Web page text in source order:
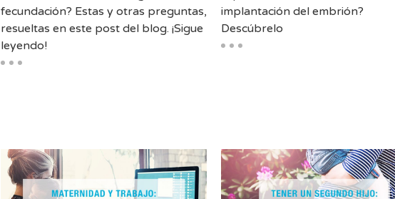
fecundación? Estas y otras preguntas,
resueltas en este post del blog. ¡Sigue
leyendo!
implantación del embrión?
Descúbrelo